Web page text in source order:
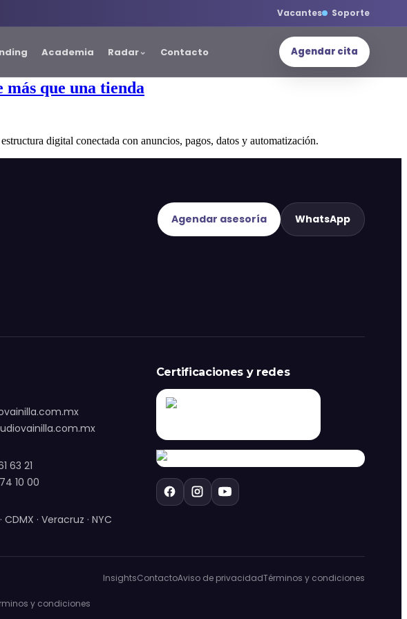
Vacantes Soporte
Academia Radar Contacto Agendar cita
que una tienda
digital conectada con anuncios, pagos, datos y automatización.
Agendar asesoría WhatsApp
63 21
10 00
· Veracruz · NYC
Certificaciones y redes
InsightsContactoAviso de privacidadTérminos y condiciones
y condiciones